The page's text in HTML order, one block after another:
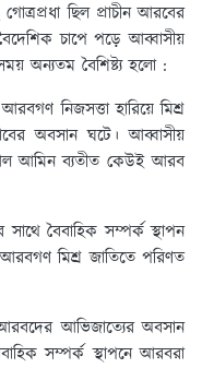
গোত্রপ্রধা ছিল প্রাচীন আরবের
চাপে পড়ে আব্বাসীয়
অন্যতম বৈশিষ্ট্য হলো :
নিজসত্তা হারিয়ে মিশ্র
অবসান ঘটে। আব্বাসীয়
আমিন ব্যতীত কেউই আরব
বৈবাহিক সম্পর্ক স্থাপন
মিশ্র জাতিতে পরিণত
আভিজাত্যের অবসান
সম্পর্ক স্থাপনে আরবরা